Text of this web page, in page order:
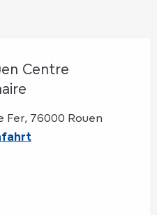
Centre
Fer, 76000 Rouen